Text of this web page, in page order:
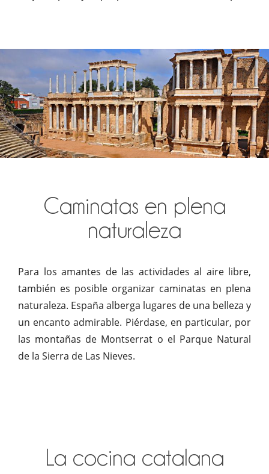
Caminatas en plena
naturaleza
Para los amantes de las actividades al aire libre,
también es posible organizar caminatas en plena
naturaleza. España alberga lugares de una belleza y
un encanto admirable. Piérdase, en particular, por
las montañas de Montserrat o el Parque Natural
de la Sierra de Las Nieves.
La cocina catalana